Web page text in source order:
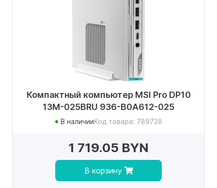
Компактный компьютер MSI Pro DP10
13M-025BRU 936-B0A612-025
В наличииКод товара: 789728
1 719.05 BYN
В корзину